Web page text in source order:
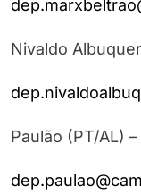
Nivaldo
Paulão (PT/AL)